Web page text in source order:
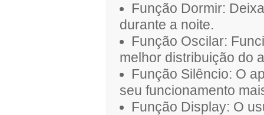
Função Dormir:
durante a noite.
Função Oscilar:
melhor distribuição do
Função Silêncio: O
seu funcionamento
Função Display: O